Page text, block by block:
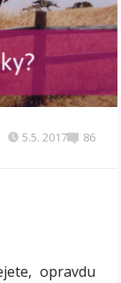
5.5. 2017 86
opravdu